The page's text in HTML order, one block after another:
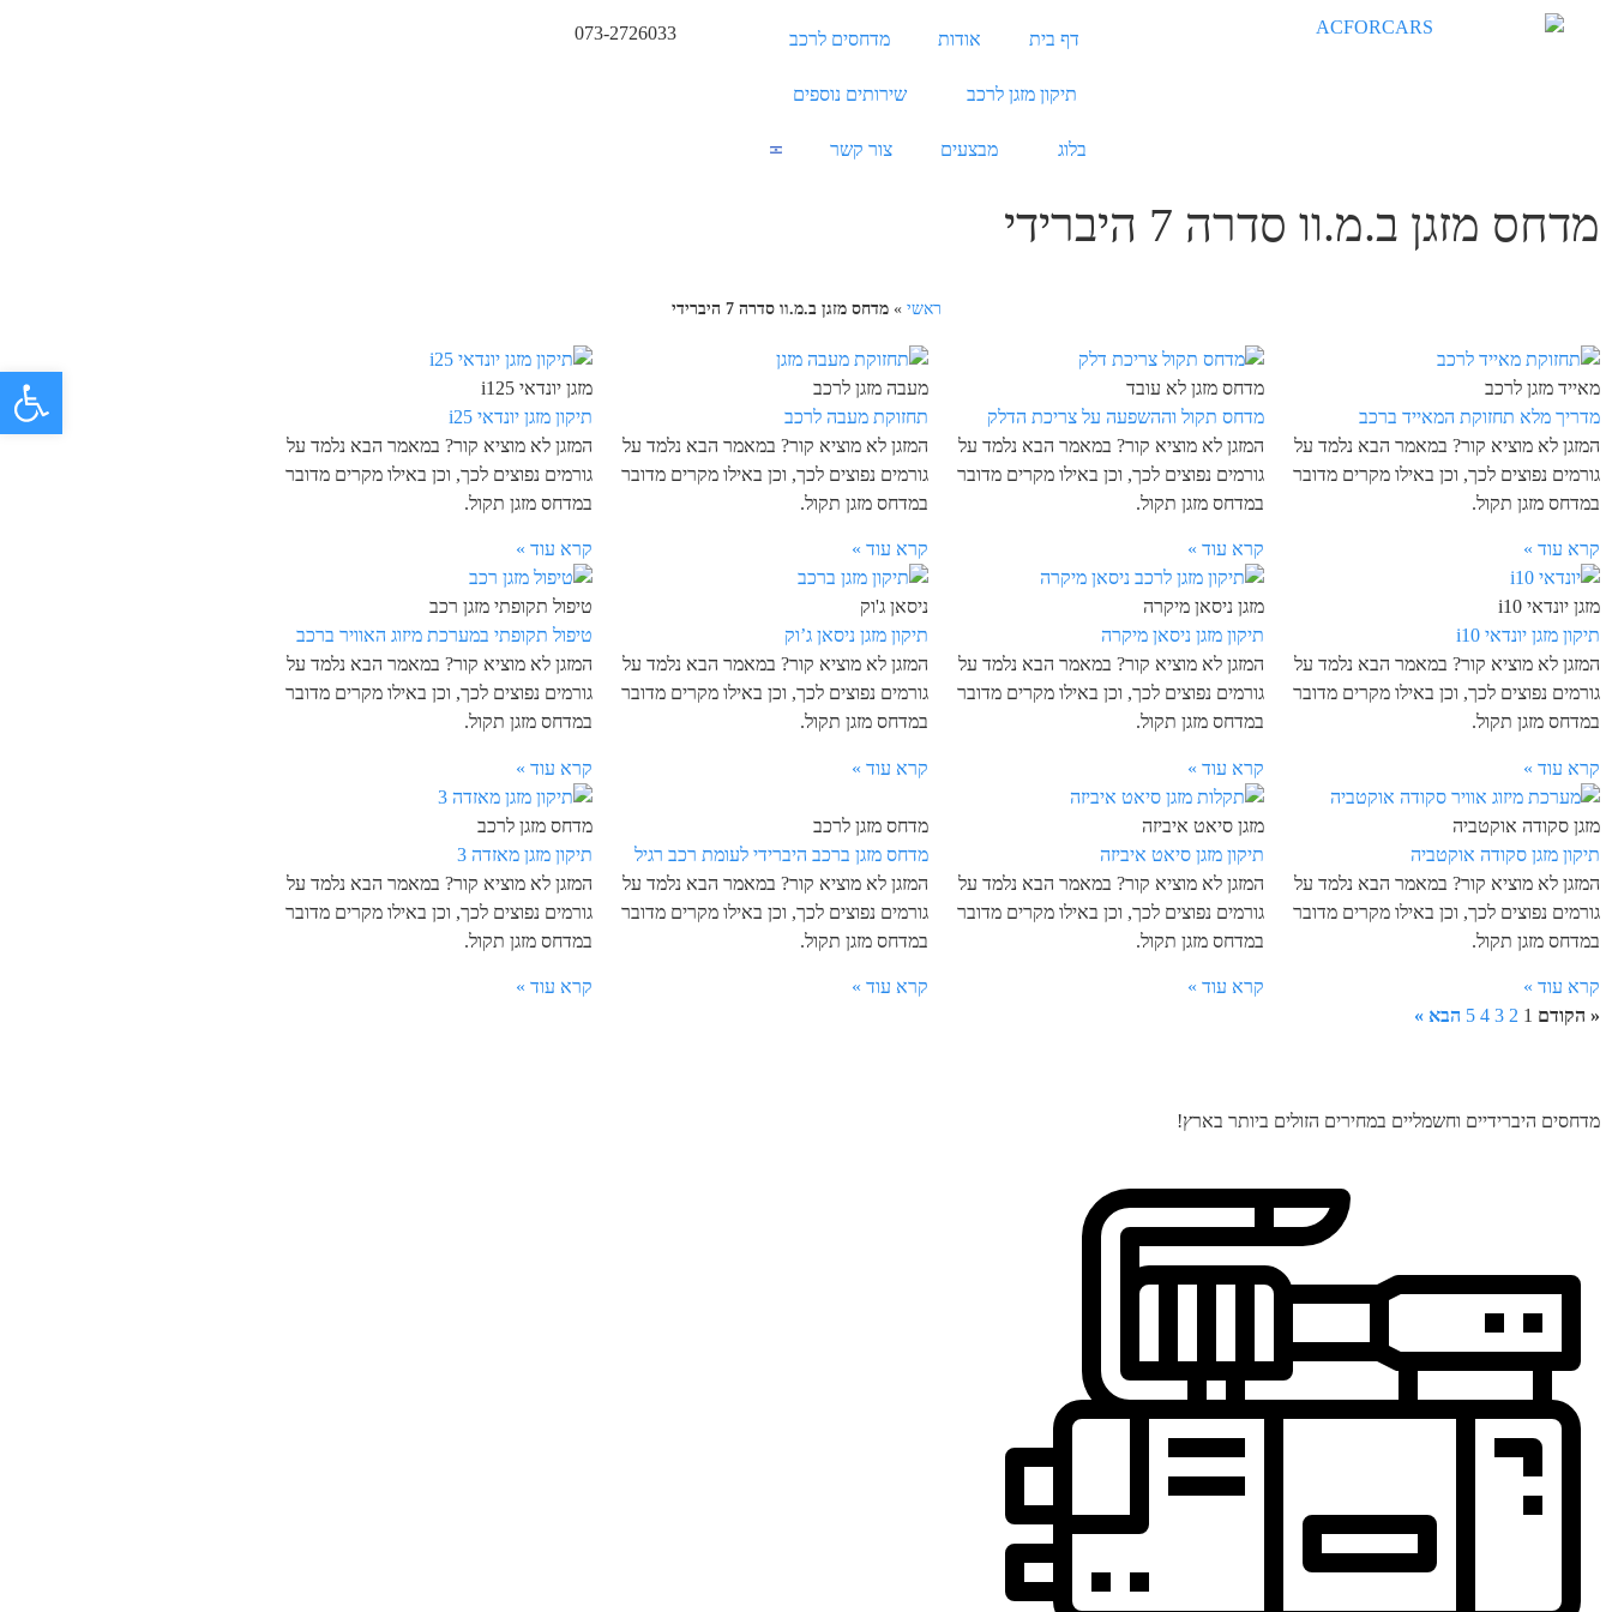
דף בית אודות מדחסים לרכב
תיקון מזגן לרכב שירותים נוספים
בלוג מבצעים צור קשר
073-2726033
מדחס מזגן ב.מ.וו סדרה 7 היברידי
ראשי »מדחס מזגן ב.מ.וו סדרה 7 היברידי
מאייד מזגן לרכב
מדריך מלא תחזוקת המאייד ברכב
המזגן לא מוציא קור? במאמר הבא נלמד על
גורמים נפוצים לכך, וכן באילו מקרים מדובר
במדחס מזגן תקול.
קרא עוד »
מדחס מזגן לא עובד
מדחס תקול וההשפעה על צריכת הדלק
המזגן לא מוציא קור? במאמר הבא נלמד על
גורמים נפוצים לכך, וכן באילו מקרים מדובר
במדחס מזגן תקול.
קרא עוד »
מעבה מזגן לרכב
תחזוקת מעבה לרכב
המזגן לא מוציא קור? במאמר הבא נלמד על
גורמים נפוצים לכך, וכן באילו מקרים מדובר
במדחס מזגן תקול.
קרא עוד »
מזגן יונדאי i125
תיקון מזגן יונדאי i25
המזגן לא מוציא קור? במאמר הבא נלמד על
גורמים נפוצים לכך, וכן באילו מקרים מדובר
במדחס מזגן תקול.
קרא עוד »
מזגן יונדאי i10
תיקון מזגן יונדאי i10
המזגן לא מוציא קור? במאמר הבא נלמד על
גורמים נפוצים לכך, וכן באילו מקרים מדובר
במדחס מזגן תקול.
קרא עוד »
מזגן ניסאן מיקרה
תיקון מזגן ניסאן מיקרה
המזגן לא מוציא קור? במאמר הבא נלמד על
גורמים נפוצים לכך, וכן באילו מקרים מדובר
במדחס מזגן תקול.
קרא עוד »
ניסאן ג'וק
תיקון מזגן ניסאן ג’וק
המזגן לא מוציא קור? במאמר הבא נלמד על
גורמים נפוצים לכך, וכן באילו מקרים מדובר
במדחס מזגן תקול.
קרא עוד »
טיפול תקופתי מזגן רכב
טיפול תקופתי במערכת מיזוג האוויר ברכב
המזגן לא מוציא קור? במאמר הבא נלמד על
גורמים נפוצים לכך, וכן באילו מקרים מדובר
במדחס מזגן תקול.
קרא עוד »
מזגן סקודה אוקטביה
תיקון מזגן סקודה אוקטביה
המזגן לא מוציא קור? במאמר הבא נלמד על
גורמים נפוצים לכך, וכן באילו מקרים מדובר
במדחס מזגן תקול.
קרא עוד »
מזגן סיאט איביזה
תיקון מזגן סיאט איביזה
המזגן לא מוציא קור? במאמר הבא נלמד על
גורמים נפוצים לכך, וכן באילו מקרים מדובר
במדחס מזגן תקול.
קרא עוד »
מדחס מזגן לרכב
מדחס מזגן ברכב היברידי לעומת רכב רגיל
המזגן לא מוציא קור? במאמר הבא נלמד על
גורמים נפוצים לכך, וכן באילו מקרים מדובר
במדחס מזגן תקול.
קרא עוד »
מדחס מזגן לרכב
תיקון מזגן מאזדה 3
המזגן לא מוציא קור? במאמר הבא נלמד על
גורמים נפוצים לכך, וכן באילו מקרים מדובר
במדחס מזגן תקול.
קרא עוד »
« הקודם 1
2
3
4
5 הבא »
מדחסים היברידיים וחשמליים במחירים הזולים ביותר בארץ!